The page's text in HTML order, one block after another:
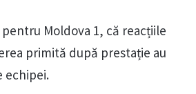
Moldova 1, că reacțiile
primită după prestație au
echipei.